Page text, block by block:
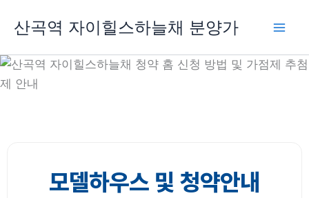
로
건
산곡역 자이힐스하늘채 분양가
모델하우스 및 청약안내